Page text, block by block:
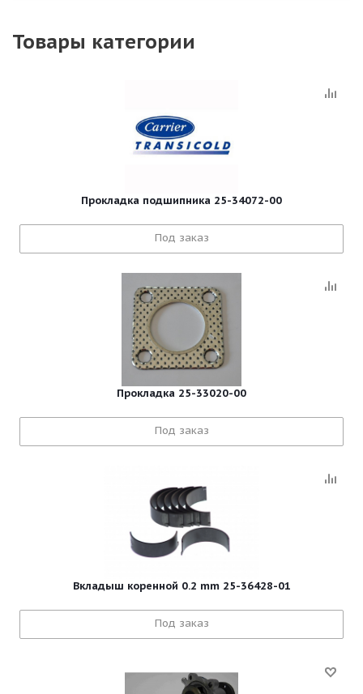
Товары категории
Прокладка подшипника 25-34072-00
Под заказ
Прокладка 25-33020-00
Под заказ
Вкладыш коренной 0.2 mm 25-36428-01
Под заказ